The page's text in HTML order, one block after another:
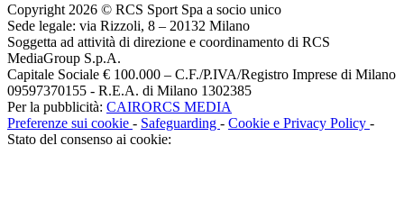
Copyright 2026 © RCS Sport Spa a socio unico
Sede legale: via Rizzoli, 8 – 20132 Milano
Soggetta ad attività di direzione e coordinamento di RCS
MediaGroup S.p.A.
Capitale Sociale € 100.000 – C.F./P.IVA/Registro Imprese di Milano
09597370155 - R.E.A. di Milano 1302385
Per la pubblicità: CAIRORCS MEDIA
Preferenze sui cookie - Safeguarding - Cookie e Privacy Policy -
Stato del consenso ai cookie: